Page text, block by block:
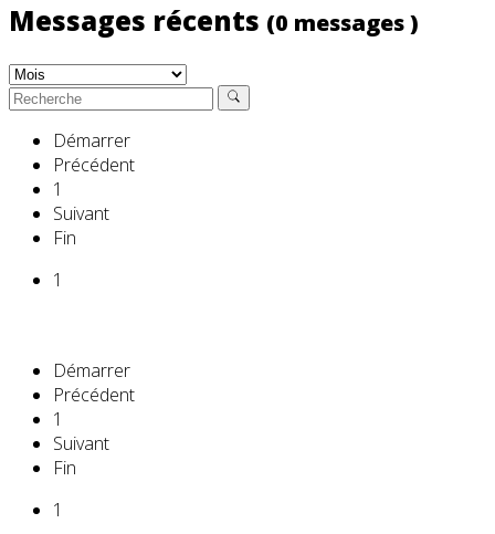
Messages récents (0 messages )
Démarrer
Précédent
1
Suivant
Fin
1
Démarrer
Précédent
1
Suivant
Fin
1